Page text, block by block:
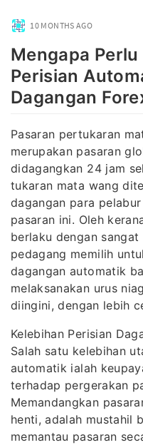
10 MONTHS AGO
Mengapa
Perisian
Dagangan
Pasaran pertukaran
merupakan pasaran
didagangkan 24 jam
tukaran mata wang
dagangan para
pasaran ini. Oleh
berlaku dengan
pedagang memilih
dagangan automatik
melaksanakan urus
diingini, dengan lebih
Kelebihan Perisian
Salah satu kelebihan
automatik ialah
terhadap pergerakan
Memandangkan
henti, adalah mustahil
memantau pasaran